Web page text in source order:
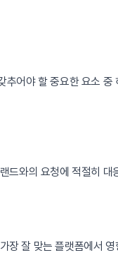
추어야 할 중요한 요소
드와의 요청에 적절히 대
잘 맞는 플랫폼에서